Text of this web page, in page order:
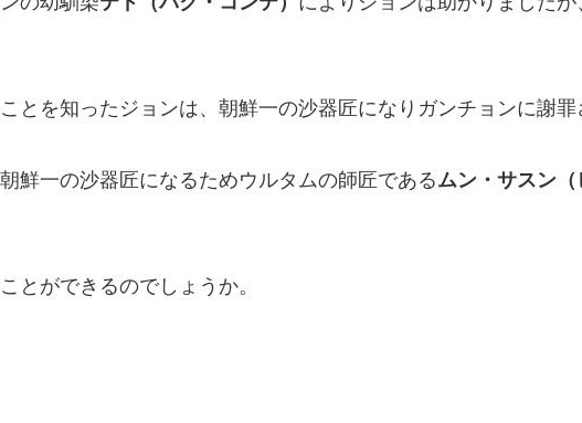
とを知ったジョンは、朝鮮一の沙器匠になりガンチョンに謝罪
鮮一の沙器匠になるためウルタムの師匠であるムン・サスン（
とができるのでしょうか。